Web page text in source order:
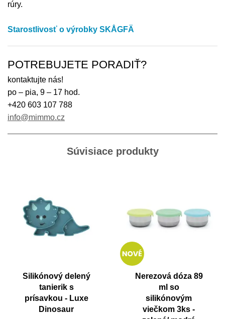
rúry.
Starostlivosť o výrobky SKÅGFÄ
POTREBUJETE PORADIŤ?
kontaktujte nás!
po – pia, 9 – 17 hod.
+420 603 107 788
info@mimmo.cz
Súvisiace produkty
Silikónový delený
tanierik s
prísavkou - Luxe
Dinosaur
Nerezová dóza 89
ml so
silikónovým
viečkom 3ks -